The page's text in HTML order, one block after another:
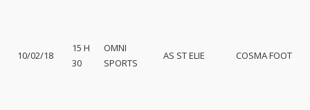
10/02/18
15 H
30
OMNI
SPORTS
AS ST ELIE COSMA FOOT